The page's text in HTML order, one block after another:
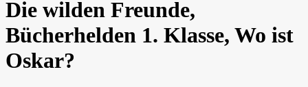
Die wilden Freunde,
Bücherhelden 1. Klasse, Wo ist
Oskar?